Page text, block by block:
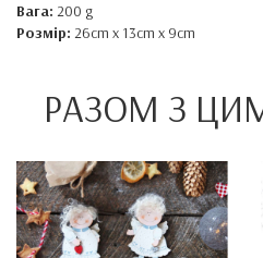
Вага: 200 g
Розмір: 26cm x 13cm x 9cm
РАЗОМ З